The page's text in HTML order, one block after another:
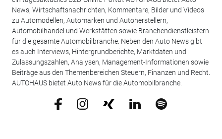
News, Wirtschaftsnachrichten, Kommentare, Bilder und Videos
zu Automodellen, Automarken und Autoherstellern,
Automobilhandel und Werkstätten sowie Branchendienstleistern
für die gesamte Automobilbranche. Neben den Auto News gibt
es auch Interviews, Hintergrundberichte, Marktdaten und
Zulassungszahlen, Analysen, Management-Informationen sowie
Beiträge aus den Themenbereichen Steuern, Finanzen und Recht.
AUTOHAUS bietet Auto News für die Automobilbranche.